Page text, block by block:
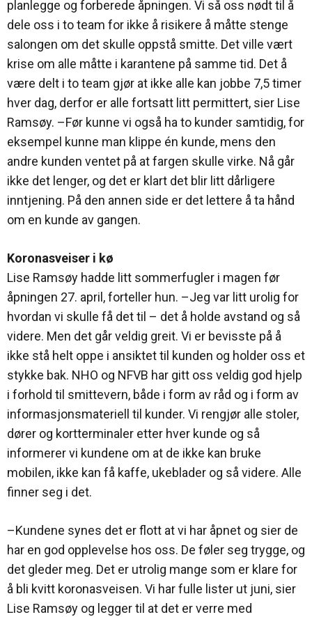
planlegge og forberede åpningen. Vi så oss nødt til å
dele oss i to team for ikke å risikere å måtte stenge
salongen om det skulle oppstå smitte. Det ville vært
krise om alle måtte i karantene på samme tid. Det å
være delt i to team gjør at ikke alle kan jobbe 7,5 timer
hver dag, derfor er alle fortsatt litt permittert, sier Lise
Ramsøy. –Før kunne vi også ha to kunder samtidig, for
eksempel kunne man klippe én kunde, mens den
andre kunden ventet på at fargen skulle virke. Nå går
ikke det lenger, og det er klart det blir litt dårligere
inntjening. På den annen side er det lettere å ta hånd
om en kunde av gangen.
Koronasveiser i kø
Lise Ramsøy hadde litt sommerfugler i magen før
åpningen 27. april, forteller hun. –Jeg var litt urolig for
hvordan vi skulle få det til – det å holde avstand og så
videre. Men det går veldig greit. Vi er bevisste på å
ikke stå helt oppe i ansiktet til kunden og holder oss et
stykke bak. NHO og NFVB har gitt oss veldig god hjelp
i forhold til smittevern, både i form av råd og i form av
informasjonsmateriell til kunder. Vi rengjør alle stoler,
dører og kortterminaler etter hver kunde og så
informerer vi kundene om at de ikke kan bruke
mobilen, ikke kan få kaffe, ukeblader og så videre. Alle
finner seg i det.
–Kundene synes det er flott at vi har åpnet og sier de
har en god opplevelse hos oss. De føler seg trygge, og
det gleder meg. Det er utrolig mange som er klare for
å bli kvitt koronasveisen. Vi har fulle lister ut juni, sier
Lise Ramsøy og legger til at det er verre med